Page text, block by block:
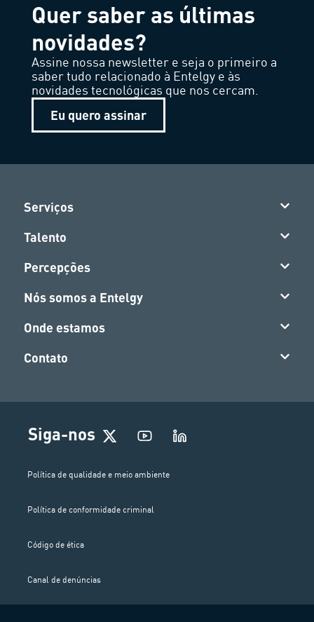
Quer saber as últimas
novidades?
Assine nossa newsletter e seja o primeiro a
saber tudo relacionado à Entelgy e às
novidades tecnológicas que nos cercam.
Eu quero assinar
Serviços
Talento
Percepções
Nós somos a Entelgy
Onde estamos
Contato
Siga-nos
Política de qualidade e meio ambiente
Política de conformidade criminal
Código de ética
Canal de denúncias